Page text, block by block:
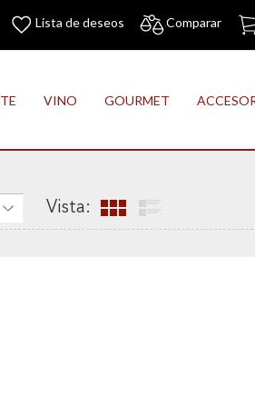
Lista de deseos Comparar
VINO GOURMET
Vista: